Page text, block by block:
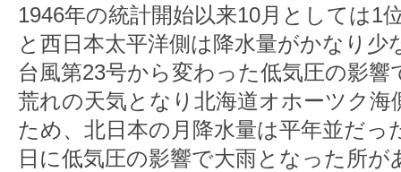
1946年の統計開始以来10月としては1
と西日本太平洋側は降水量がかなり
台風第23号から変わった低気圧の影響
荒れの天気となり北海道オホーツク
ため、北日本の月降水量は平年並だっ
日に低気圧の影響で大雨となった所が